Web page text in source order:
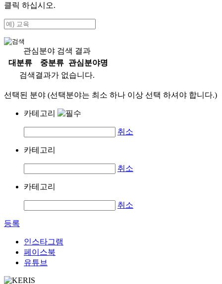
클릭 하십시오.
관심분야 검색 결과
대분류
중분류
관심분야명
검색결과가 없습니다.
선택된 분야 (선택분야는 최소 하나 이상 선택 하셔야 합니다.)
카테고리
취소
카테고리
취소
카테고리
취소
등록
인스타그램
페이스북
유튜브